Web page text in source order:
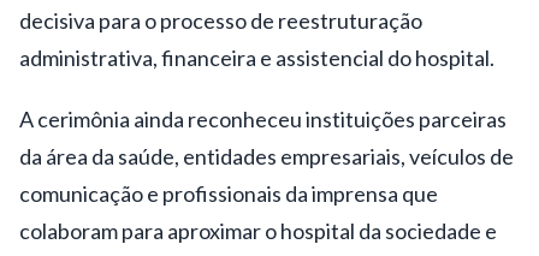
decisiva para o processo de reestruturação
administrativa, financeira e assistencial do hospital.
A cerimônia ainda reconheceu instituições parceiras
da área da saúde, entidades empresariais, veículos de
comunicação e profissionais da imprensa que
colaboram para aproximar o hospital da sociedade e